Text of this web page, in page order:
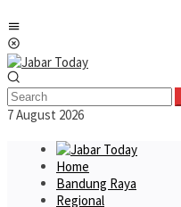
to
content
7 August 2026
Home
Bandung Raya
Regional